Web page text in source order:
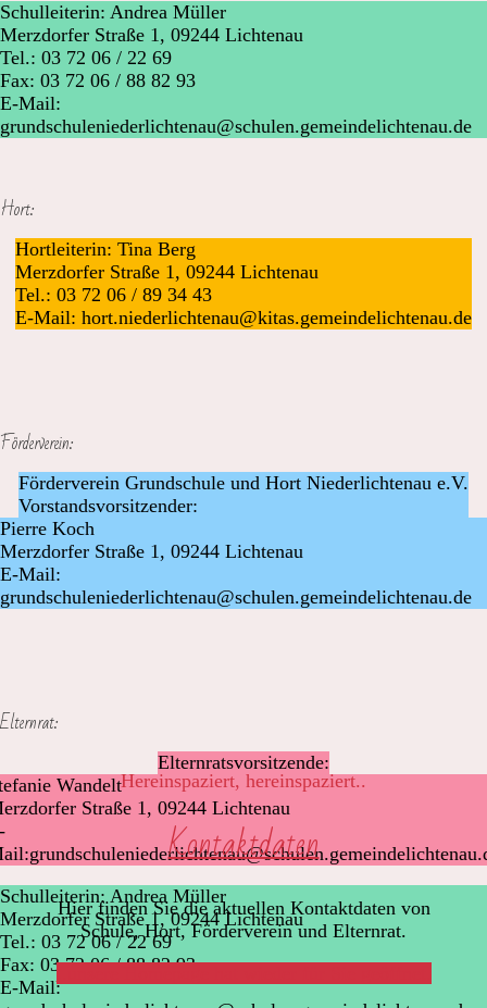
Hereinspaziert, hereinspaziert..
Kontaktdaten
Hier finden Sie die aktuellen Kontaktdaten von
Schule, Hort, Förderverein und Elternrat.
..unsere Homepage hat wieder für Sie geöffnet.
Schulleiterin: Andrea Müller
Merzdorfer Straße 1, 09244 Lichtenau
Tel.: 03 72 06 / 22 69
Fax: 03 72 06 / 88 82 93
E-Mail:
grundschuleniederlichtenau@schulen.gemeindelichtenau.de
Hort:
Hortleiterin: Tina Berg
Merzdorfer Straße 1, 09244 Lichtenau
Tel.: 03 72 06 / 89 34 43
E-Mail: hort.niederlichtenau@kitas.gemeindelichtenau.de
Förderverein:
Förderverein Grundschule und Hort Niederlichtenau e.V.
Vorstandsvorsitzender:
Pierre Koch
Merzdorfer Straße 1, 09244 Lichtenau
E-Mail:
grundschuleniederlichtenau@schulen.gemeindelichtenau.de
Elternrat:
Elternratsvorsitzende:
Wandelt
Straße 1, 09244 Lichtenau
Schulleiterin: Andrea Müller
Merzdorfer Straße 1, 09244 Lichtenau
Tel.: 03 72 06 / 22 69
Fax: 03 72 06 / 88 82 93
E-Mail: